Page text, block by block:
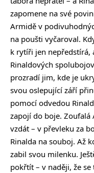
zapomene na své
Armidě v
na poušti vyčaroval.
k rytíři jen nepředstírá,
Rinaldových
prozradí jim, kde je
svou oslepující září
pomocí odvedou
zapojí do boje.
vzdát – v převleku za
Rinalda na souboj. Až
zabil svou milenku.
pokřtít – v naději, že se